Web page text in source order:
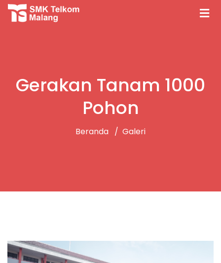
Gerakan Tanam 1000
Pohon
Beranda Galeri